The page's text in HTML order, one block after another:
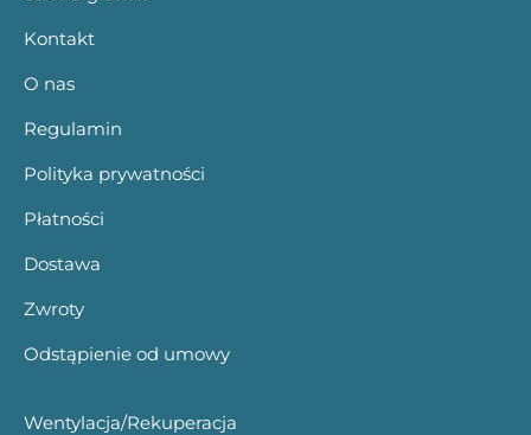
Kontakt
O nas
Regulamin
Polityka prywatności
Płatności
Dostawa
Zwroty
Odstąpienie od umowy
Wentylacja/Rekuperacja